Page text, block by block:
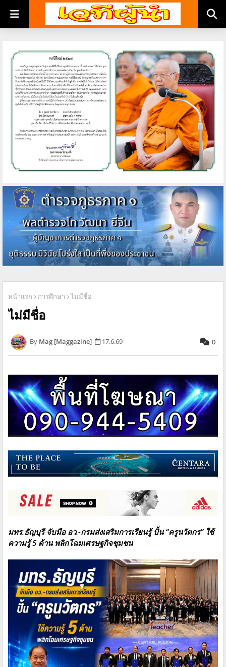
หน้าแรก การศึกษา ไม่มีชื่อ
ไม่มีชื่อ
Mag [Maggazine] 17.6.69 0
มทร.ธัญบุรี จับมือ อว.-กรมส่งเสริมการเรียนรู้ ปั้น “ครูนวัตกร” ใช้
ความรู้ 5 ด้าน พลิกโฉมเศรษฐกิจชุมชน